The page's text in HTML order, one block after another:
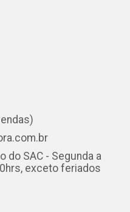
do SAC - Segunda a
exceto feriados